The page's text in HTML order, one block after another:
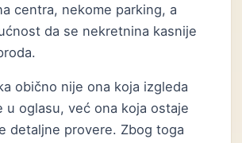
centra, nekome parking, a
da se nekretnina kasnije
obično nije ona koja izgleda
u oglasu, već ona koja ostaje
detaljne provere. Zbog toga